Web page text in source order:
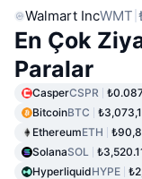
Walmart IncWMT
En Çok
Paralar
CasperCSPR
BitcoinBTC
EthereumETH
SolanaSOL
HyperliquidHYPE